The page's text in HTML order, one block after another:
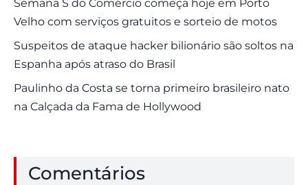
Semana S do Comércio começa hoje em Porto
Velho com serviços gratuitos e sorteio de motos
Suspeitos de ataque hacker bilionário são soltos na
Espanha após atraso do Brasil
Paulinho da Costa se torna primeiro brasileiro nato
na Calçada da Fama de Hollywood
Comentários